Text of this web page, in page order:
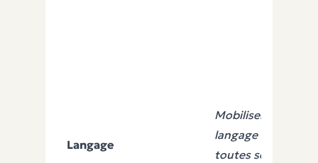
Langage
Mobiliser le
langage dans
toutes ses